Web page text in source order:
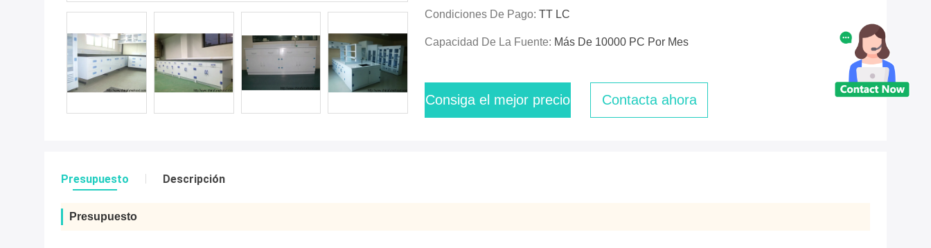
Condiciones De Pago: TT LC
Capacidad De La Fuente: Más De 10000 PC Por Mes
Consiga el mejor precio Contacta ahora
Presupuesto Descripción
Presupuesto